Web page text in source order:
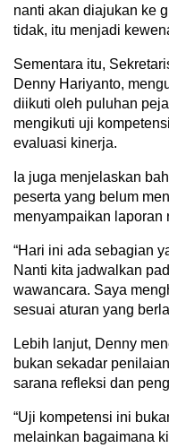
nanti akan diajukan ke
tidak, itu menjadi
Sementara itu,
Denny Hariyanto,
diikuti oleh puluhan
mengikuti uji
evaluasi kinerja.
Ia juga menjelaskan
peserta yang belum
menyampaikan laporan
“Hari ini ada sebagian
Nanti kita jadwalkan
wawancara. Saya
sesuai aturan yang
Lebih lanjut, Denny
bukan sekadar
sarana refleksi dan
“Uji kompetensi ini
melainkan bagaimana